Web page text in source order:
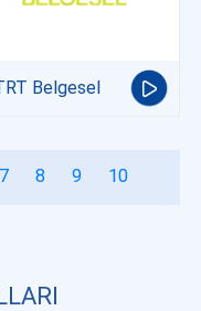
Belgesel
7 8 9 10